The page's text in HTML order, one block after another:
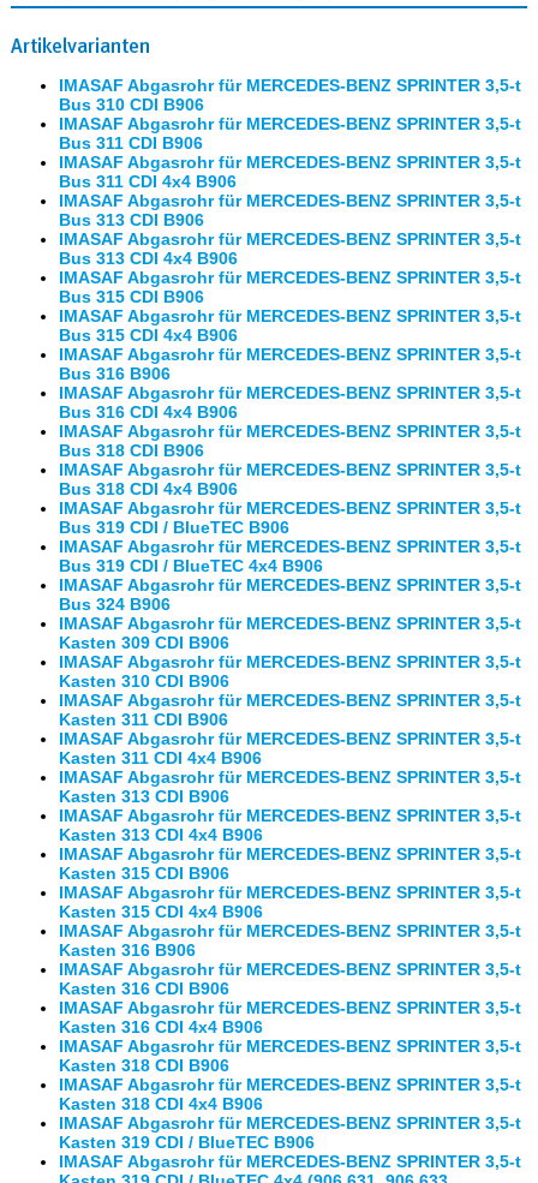
Artikelvarianten
IMASAF Abgasrohr für MERCEDES-BENZ SPRINTER 3,5-t
Bus 310 CDI B906
IMASAF Abgasrohr für MERCEDES-BENZ SPRINTER 3,5-t
Bus 311 CDI B906
IMASAF Abgasrohr für MERCEDES-BENZ SPRINTER 3,5-t
Bus 311 CDI 4x4 B906
IMASAF Abgasrohr für MERCEDES-BENZ SPRINTER 3,5-t
Bus 313 CDI B906
IMASAF Abgasrohr für MERCEDES-BENZ SPRINTER 3,5-t
Bus 313 CDI 4x4 B906
IMASAF Abgasrohr für MERCEDES-BENZ SPRINTER 3,5-t
Bus 315 CDI B906
IMASAF Abgasrohr für MERCEDES-BENZ SPRINTER 3,5-t
Bus 315 CDI 4x4 B906
IMASAF Abgasrohr für MERCEDES-BENZ SPRINTER 3,5-t
Bus 316 B906
IMASAF Abgasrohr für MERCEDES-BENZ SPRINTER 3,5-t
Bus 316 CDI 4x4 B906
IMASAF Abgasrohr für MERCEDES-BENZ SPRINTER 3,5-t
Bus 318 CDI B906
IMASAF Abgasrohr für MERCEDES-BENZ SPRINTER 3,5-t
Bus 318 CDI 4x4 B906
IMASAF Abgasrohr für MERCEDES-BENZ SPRINTER 3,5-t
Bus 319 CDI / BlueTEC B906
IMASAF Abgasrohr für MERCEDES-BENZ SPRINTER 3,5-t
Bus 319 CDI / BlueTEC 4x4 B906
IMASAF Abgasrohr für MERCEDES-BENZ SPRINTER 3,5-t
Bus 324 B906
IMASAF Abgasrohr für MERCEDES-BENZ SPRINTER 3,5-t
Kasten 309 CDI B906
IMASAF Abgasrohr für MERCEDES-BENZ SPRINTER 3,5-t
Kasten 310 CDI B906
IMASAF Abgasrohr für MERCEDES-BENZ SPRINTER 3,5-t
Kasten 311 CDI B906
IMASAF Abgasrohr für MERCEDES-BENZ SPRINTER 3,5-t
Kasten 311 CDI 4x4 B906
IMASAF Abgasrohr für MERCEDES-BENZ SPRINTER 3,5-t
Kasten 313 CDI B906
IMASAF Abgasrohr für MERCEDES-BENZ SPRINTER 3,5-t
Kasten 313 CDI 4x4 B906
IMASAF Abgasrohr für MERCEDES-BENZ SPRINTER 3,5-t
Kasten 315 CDI B906
IMASAF Abgasrohr für MERCEDES-BENZ SPRINTER 3,5-t
Kasten 315 CDI 4x4 B906
IMASAF Abgasrohr für MERCEDES-BENZ SPRINTER 3,5-t
Kasten 316 B906
IMASAF Abgasrohr für MERCEDES-BENZ SPRINTER 3,5-t
Kasten 316 CDI B906
IMASAF Abgasrohr für MERCEDES-BENZ SPRINTER 3,5-t
Kasten 316 CDI 4x4 B906
IMASAF Abgasrohr für MERCEDES-BENZ SPRINTER 3,5-t
Kasten 318 CDI B906
IMASAF Abgasrohr für MERCEDES-BENZ SPRINTER 3,5-t
Kasten 318 CDI 4x4 B906
IMASAF Abgasrohr für MERCEDES-BENZ SPRINTER 3,5-t
Kasten 319 CDI / BlueTEC B906
IMASAF Abgasrohr für MERCEDES-BENZ SPRINTER 3,5-t